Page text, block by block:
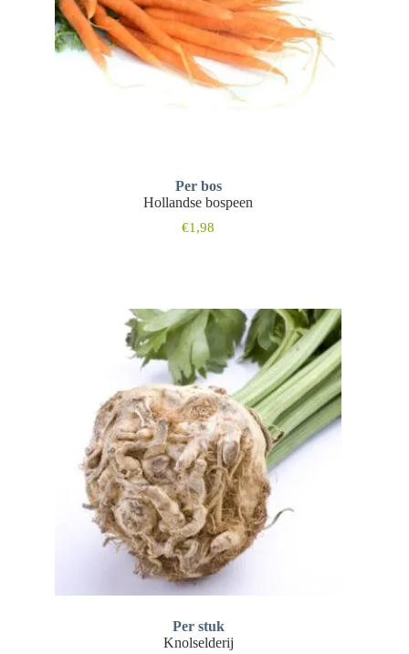
Hollandse bospeen
€1,98
Per bos
Knolselderij
Per stuk